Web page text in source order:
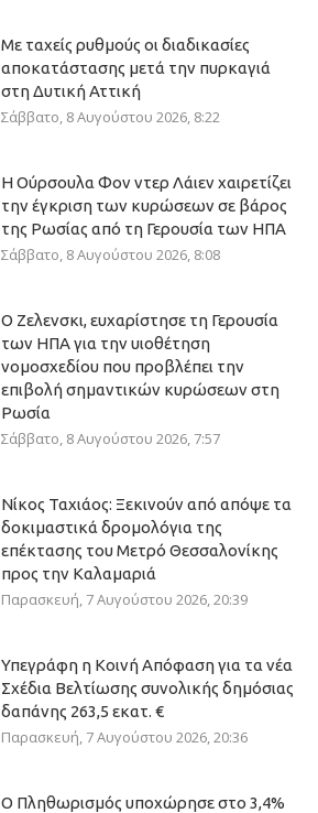
Με ταχείς ρυθμούς οι διαδικασίες
αποκατάστασης μετά την πυρκαγιά
στη Δυτική Αττική
Σάββατο, 8 Αυγούστου 2026, 8:22
Η Ούρσουλα Φον ντερ Λάιεν χαιρετίζει
την έγκριση των κυρώσεων σε βάρος
της Ρωσίας από τη Γερουσία των ΗΠΑ
Σάββατο, 8 Αυγούστου 2026, 8:08
Ο Ζελενσκι, ευχαρίστησε τη Γερουσία
των ΗΠΑ για την υιοθέτηση
νομοσχεδίου που προβλέπει την
επιβολή σημαντικών κυρώσεων στη
Ρωσία
Σάββατο, 8 Αυγούστου 2026, 7:57
Νίκος Ταχιάος: Ξεκινούν από απόψε τα
δοκιμαστικά δρομολόγια της
επέκτασης του Μετρό Θεσσαλονίκης
προς την Καλαμαριά
Παρασκευή, 7 Αυγούστου 2026, 20:39
Υπεγράφη η Κοινή Απόφαση για τα νέα
Σχέδια Βελτίωσης συνολικής δημόσιας
δαπάνης 263,5 εκατ. €
Παρασκευή, 7 Αυγούστου 2026, 20:36
Ο Πληθωρισμός υποχώρησε στο 3,4%